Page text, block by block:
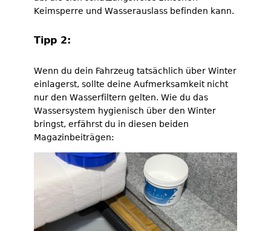
Keimsperre und Wasserauslass befinden kann.
Tipp 2:
Wenn du dein Fahrzeug tatsächlich über Winter
einlagerst, sollte deine Aufmerksamkeit nicht
nur den Wasserfiltern gelten. Wie du das
Wassersystem hygienisch über den Winter
bringst, erfährst du in diesen beiden
Magazinbeiträgen: